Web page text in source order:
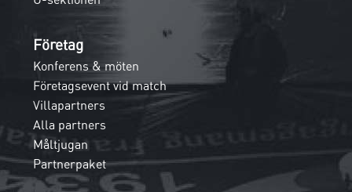
Företag
Konferens & möten
Företagsevent vid match
Villapartners
Alla partners
Måltjugan
Partnerpaket